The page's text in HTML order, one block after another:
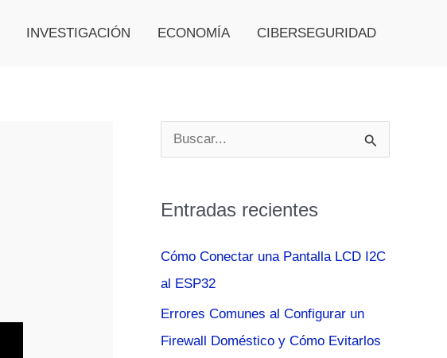
INVESTIGACIÓN ECONOMÍA CIBERSEGURIDAD
u
c
o
r
Entradas recientes
Cómo Conectar una Pantalla LCD I2C
al ESP32
Errores Comunes al Configurar un
Firewall Doméstico y Cómo Evitarlos